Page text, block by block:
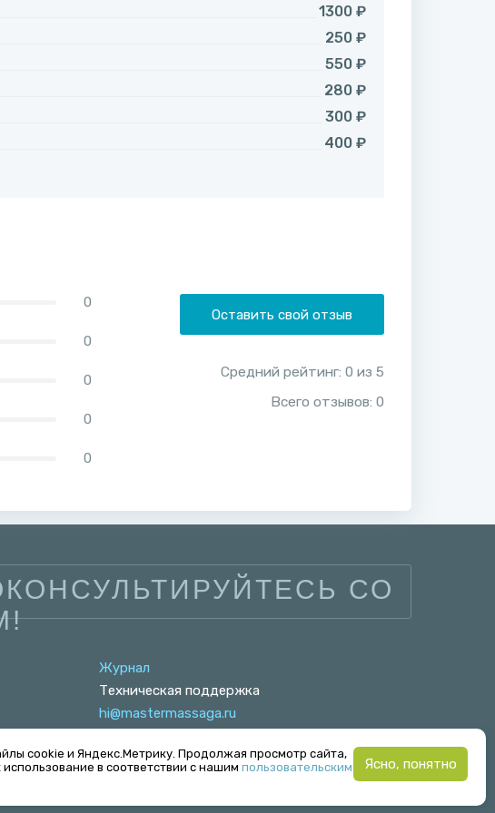
1300 ₽
250 ₽
550 ₽
280 ₽
300 ₽
400 ₽
0
0
0
0
0
Оставить свой отзыв
Средний рейтинг: 0 из 5
Всего отзывов: 0
СО
.
Журнал
Техническая поддержка
hi@mastermassaga.ru
cookie и Яндекс.Метрику. Продолжая просмотр сайта,
в соответствии с нашим пользовательским
Ясно, понятно